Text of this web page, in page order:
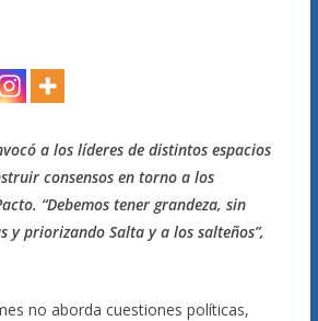
a los líderes de distintos espacios
consensos en torno a los
“Debemos tener grandeza, sin
y priorizando Salta y a los salteños”,
no aborda cuestiones políticas,